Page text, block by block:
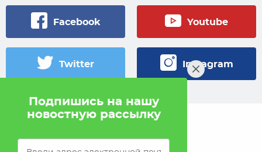
Facebook Youtube
Twitter Instagram
Подпишись на нашу
новостную рассылку